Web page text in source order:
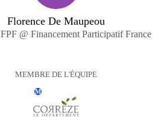
Florence De Maupeou
@ Financement Participatif France
MEMBRE DE L'ÉQUIPE
M